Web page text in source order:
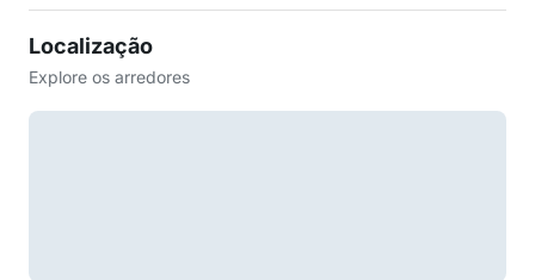
Localização
Explore os arredores